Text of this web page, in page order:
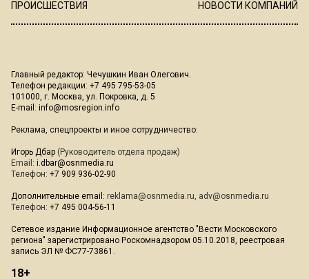
ПРОИСШЕСТВИЯ
НОВОСТИ КОМПАНИЙ
Главный редактор: Чечушкин Иван Олегович.
Телефон редакции: +7 495 795-53-05
101000, г. Москва, ул. Покровка, д. 5
E-mail: info@mosregion.info
Реклама, спецпроекты и иное сотрудничество:
Игорь Дбар (Руководитель отдела продаж)
Email: i.dbar@osnmedia.ru
Телефон: +7 909 936-02-90
Дополнительные email: reklama@osnmedia.ru, adv@osnmedia.ru
Телефон: +7 495 004-56-11
Сетевое издание Информационное агентство "Вести Московского
региона" зарегистрировано Роскомнадзором 05.10.2018, реестровая
запись ЭЛ № ФС77-73861.
18+